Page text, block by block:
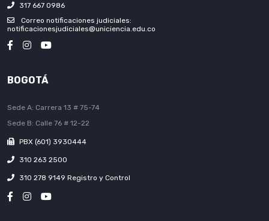
317 667 0986
Correo notificaciones judiciales:
notificacionesjudiciales@uniciencia.edu.co
BOGOTÁ
Sede A: Carrera 13 # 75-74
Sede B: Calle 76 # 12-22
PBX (601) 3930444
310 263 2500
310 278 9149 Registro y Control